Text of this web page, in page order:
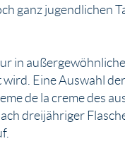
ganz jugendlichen
in
Eine Auswahl
de la creme des
dreijähriger